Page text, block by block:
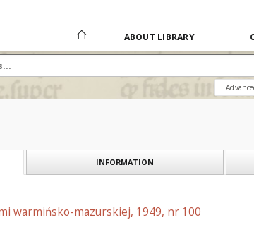
ABOUT LIBRARY
INFORMATION
warmińsko-mazurskiej, 1949, nr 100